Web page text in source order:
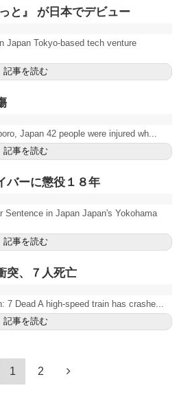
と』 が日本でデビュー
Japan Tokyo-based tech venture
記事を読む
Japan 42 people were injured wh...
記事を読む
バーに懲役１８年
Sentence in Japan Japan's Yokohama
記事を読む
突、７人死亡
7 Dead A high-speed train has crashe...
記事を読む
1 2